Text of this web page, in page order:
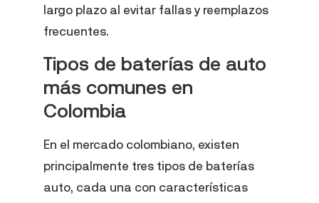
largo plazo al evitar fallas y reemplazos
frecuentes.
Tipos de baterías de auto
más comunes en
Colombia
En el mercado colombiano, existen
principalmente tres tipos de baterías
auto, cada una con características